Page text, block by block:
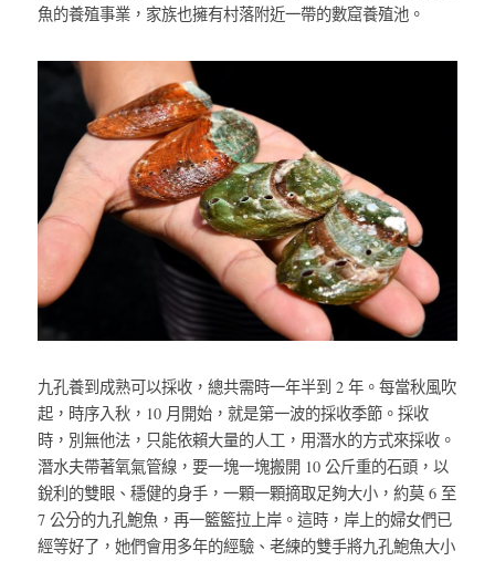
魚的養殖事業，家族也擁有村落附近一帶的數窟養殖池。
九孔養到成熟可以採收，總共需時一年半到 2 年。每當秋風吹
起，時序入秋，10 月開始，就是第一波的採收季節。採收
時，別無他法，只能依賴大量的人工，用潛水的方式來採收。
潛水夫帶著氧氣管線，要一塊一塊搬開 10 公斤重的石頭，以
銳利的雙眼、穩健的身手，一顆一顆摘取足夠大小，約莫 6 至
7 公分的九孔鮑魚，再一籃籃拉上岸。這時，岸上的婦女們已
經等好了，她們會用多年的經驗、老練的雙手將九孔鮑魚大小